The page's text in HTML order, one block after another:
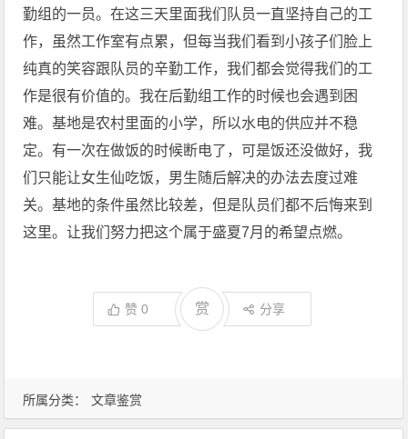
所属分类： 文章鉴赏
勤组的一员。在这三天里面我们队员一直坚持自己的工
作，虽然工作室有点累，但每当我们看到小孩子们脸上
纯真的笑容跟队员的辛勤工作，我们都会觉得我们的工
作是很有价值的。我在后勤组工作的时候也会遇到困
难。基地是农村里面的小学，所以水电的供应并不稳
定。有一次在做饭的时候断电了，可是饭还没做好，我
们只能让女生仙吃饭，男生随后解决的办法去度过难
关。基地的条件虽然比较差，但是队员们都不后悔来到
这里。让我们努力把这个属于盛夏7月的希望点燃。
赞0 赏 分享